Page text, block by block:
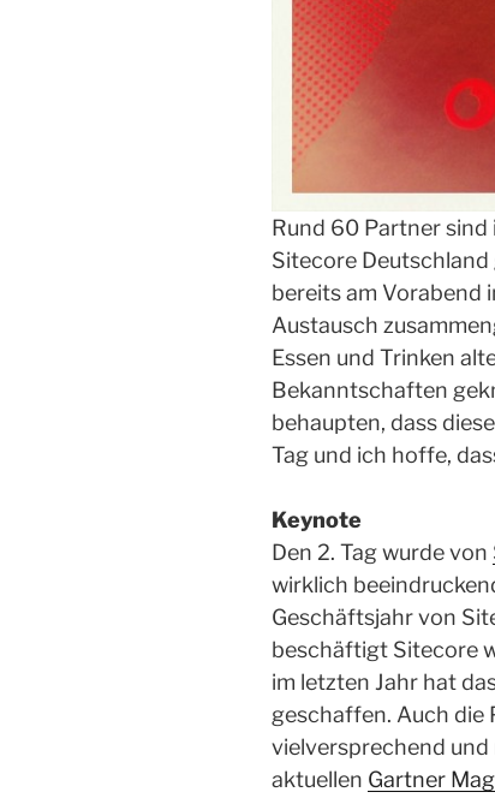
Rund 60 Partner sind
Sitecore
bereits am Vorabend
Austausch
Essen und Trinken
Bekanntschaften
behaupten, dass
Tag und ich hoffe,
Keynote
Den 2. Tag wurde von
wirklich
Geschäftsjahr von
beschäftigt Sitecore
im letzten Jahr hat
geschaffen. Auch die
vielversprechend
aktuellen Gartner